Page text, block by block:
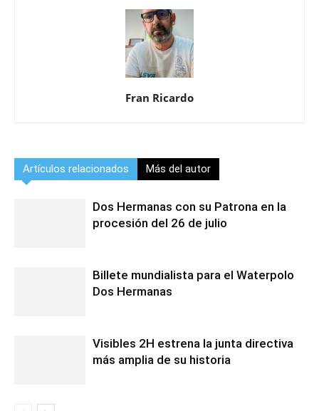
Fran Ricardo
Artículos relacionados Más del autor
Dos Hermanas con su Patrona en la
procesión del 26 de julio
Billete mundialista para el Waterpolo
Dos Hermanas
Visibles 2H estrena la junta directiva
más amplia de su historia